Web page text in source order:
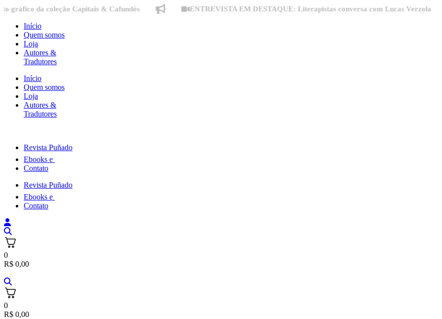
Ir
conteúdo
da coleção Capitais & Cafundós ENTREVISTA EM DESTAQUE: Literapistas conversa com Lucas Verzola
Início
Quem somos
Loja
Autores &
Tradutores
Início
Quem somos
Loja
Autores &
Tradutores
Revista Puñado
Ebooks e
Contato
Revista Puñado
Ebooks e
Contato
0
R$ 0,00
0
R$ 0,00